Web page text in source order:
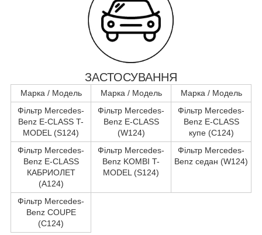
ЗАСТОСУВАННЯ
Марка / Модель Марка / Модель
Марка / Модель
Фільтр Mercedes-
Benz E-CLASS T-
MODEL (S124)
Фільтр Mercedes-
Benz E-CLASS
(W124)
Фільтр Mercedes-
Benz E-CLASS
купе (C124)
Фільтр Mercedes-
Benz E-CLASS
КАБРИОЛЕТ
(A124)
Фільтр Mercedes-
Benz KOMBI T-
MODEL (S124)
Фільтр Mercedes-
Benz седан (W124)
Фільтр Mercedes-
Benz COUPE
(C124)